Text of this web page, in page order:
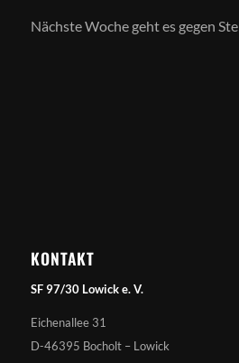
Nächste Woche geht es gegen
KONTAKT
SF 97/30 Lowick e. V.
Eichenallee 31
D-46395 Bocholt – Lowick